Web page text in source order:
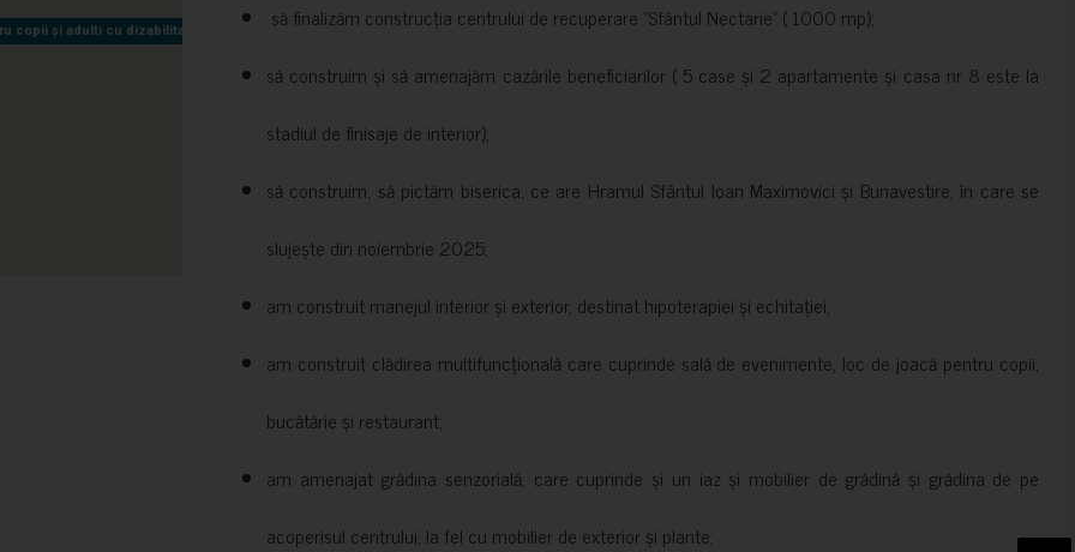
copii și adulti cu dizabilitati neuromotorii Sfântul Nectarie
copii și adulti cu dizabilitati neuromotorii Sfântul Nectariesă finalizăm construcția centrului de recuperare ”Sfântul Nectarie” ( 1000 mp);
să construim și să amenajăm cazările beneficiarilor ( 5 case și 2 apartamente și casa nr 8 este la
stadiul de finisaje de interior);
să construim, să pictăm biserica, ce are Hramul Sfântul Ioan Maximovici și Bunavestire, în care se
slujește din noiembrie 2025;
am construit manejul interior și exterior, destinat hipoterapiei și echitației;
am construit clădirea multifuncțională care cuprinde sală de evenimente, loc de joacă pentru copii,
bucătărie și restaurant;
am amenajat grădina senzorială, care cuprinde și un iaz și mobilier de grădină și grădina de pe
acoperisul centrului, la fel cu mobilier de exterior și plante;